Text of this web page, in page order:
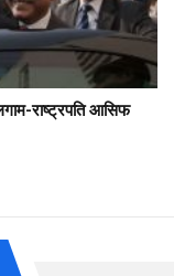
राष्ट्रपति आसिफ